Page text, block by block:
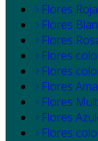
Flores
Flores
Flores
Flores
Flores
Flores
Flores
Flores
Flores